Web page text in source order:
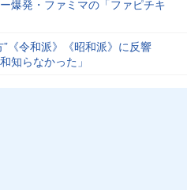
爆発・ファミマの「ファピチキ
《令和派》《昭和派》に反響
知らなかった」